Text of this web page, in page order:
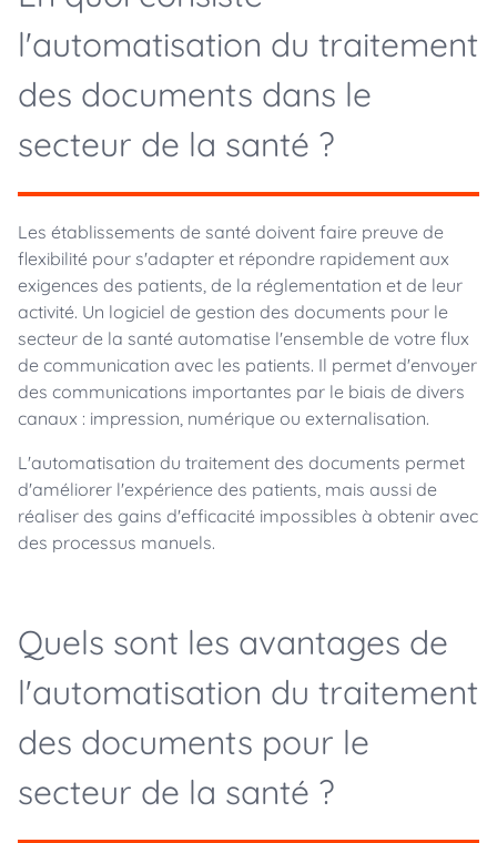
l'automatisation du traitement
des documents dans le
secteur de la santé ?
Les établissements de santé doivent faire preuve de
flexibilité pour s'adapter et répondre rapidement aux
exigences des patients, de la réglementation et de leur
activité. Un logiciel de gestion des documents pour le
secteur de la santé automatise l'ensemble de votre flux
de communication avec les patients. Il permet d'envoyer
des communications importantes par le biais de divers
canaux : impression, numérique ou externalisation.
L'automatisation du traitement des documents permet
d'améliorer l'expérience des patients, mais aussi de
réaliser des gains d'efficacité impossibles à obtenir avec
des processus manuels.
Quels sont les avantages de
l'automatisation du traitement
des documents pour le
secteur de la santé ?